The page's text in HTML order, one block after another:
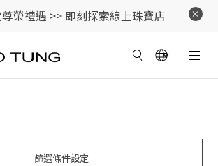
榮禮遇 >> 即刻探索線上珠寶店
篩選條件設定